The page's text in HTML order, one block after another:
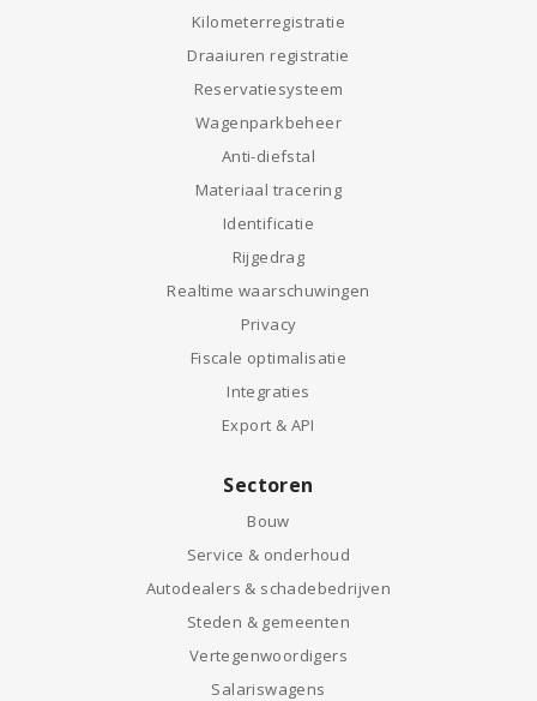
Kilometerregistratie
Draaiuren registratie
Reservatiesysteem
Wagenparkbeheer
Anti-diefstal
Materiaal tracering
Identificatie
Rijgedrag
Realtime waarschuwingen
Privacy
Fiscale optimalisatie
Integraties
Export & API
Sectoren
Bouw
Service & onderhoud
Autodealers & schadebedrijven
Steden & gemeenten
Vertegenwoordigers
Salariswagens